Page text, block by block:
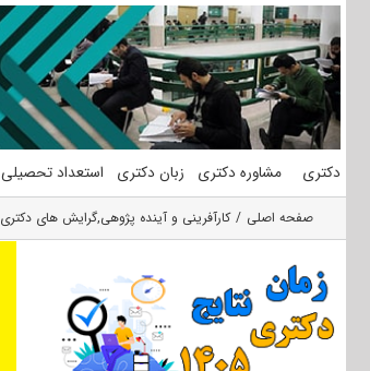
محتوا
دکتری مشاوره دکتری زبان دکتری استعداد تحصیلی
صفحه اصلی کارآفرینی و آینده پژوهی,گرایش های دکتری